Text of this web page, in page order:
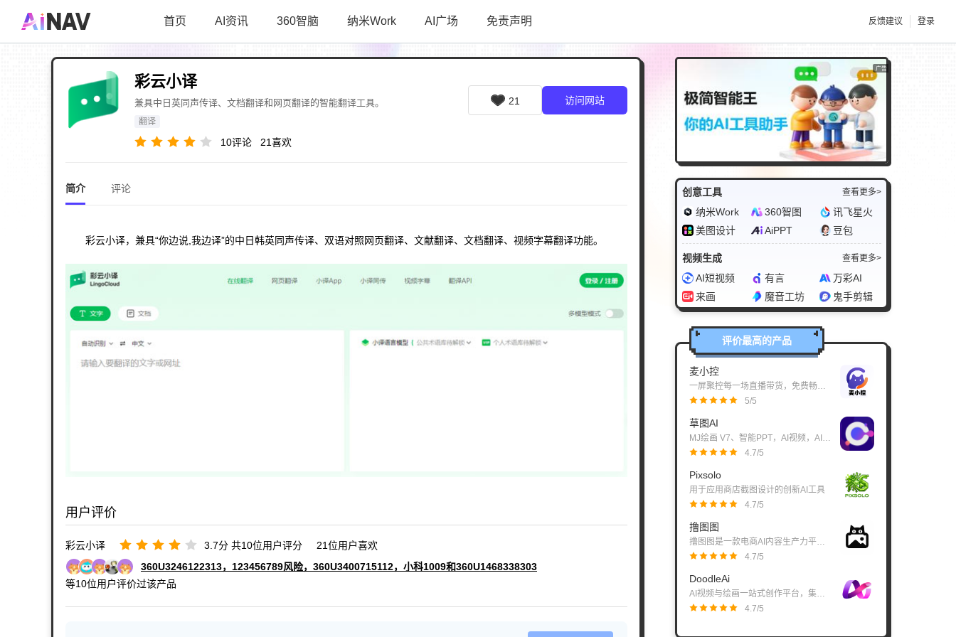
首页 AI资讯 360智脑 纳米Work AI广场 免责声明 反馈建议 登录
彩云小译
兼具中日英同声传译、文档翻译和网页翻译的智能翻译工具。
翻译
10评论 21喜欢
21 访问网站
简介 评论
彩云小译，兼具“你边说,我边译”的中日韩英同声传译、双语对照网页翻译、文献翻译、文档翻译、视频字幕翻译功能。
用户评价
彩云小译 3.7分 共10位用户评分 21位用户喜欢
360U3246122313， 123456789风险， 360U3400715112， 小科1009和360U1468338303
等10位用户评价过该产品
广告
创意工具 查看更多>
纳米Work 360智图
讯飞星火
美图设计
AiPPT 豆包
视频生成 查看更多>
AI短视频 有言
万彩AI
来画
魔音工坊 鬼手剪辑
评价最高的产品
麦小控
一屏聚控每一场直播带货，免费畅享 7 大直播平台聚合中控
5/5
草图AI
MJ绘画 V7、智能PPT，AI视频，AI工作流，AI扩图，suno V4，可辅助创作、编写文案
4.7/5
Pixsolo
用于应用商店截图设计的创新AI工具
4.7/5
撸图图
撸图图是一款电商AI内容生产力平台。
4.7/5
DoodleAi
AI视频与绘画一站式创作平台，集成Grok、GPT Image 2.0等顶尖模型。
4.7/5